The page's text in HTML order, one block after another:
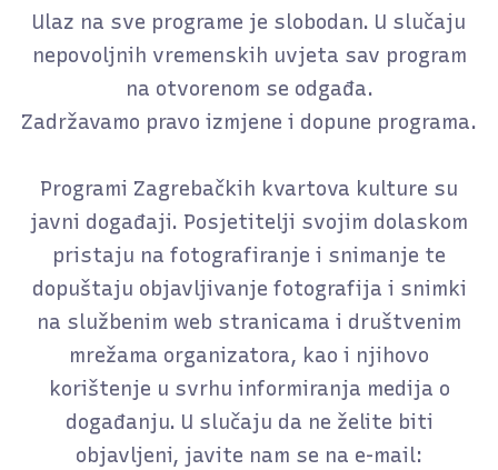
Ulaz na sve programe je slobodan. U slučaju
nepovoljnih vremenskih uvjeta sav program
na otvorenom se odgađa.
Zadržavamo pravo izmjene i dopune programa.
Programi Zagrebačkih kvartova kulture su
javni događaji. Posjetitelji svojim dolaskom
pristaju na fotografiranje i snimanje te
dopuštaju objavljivanje fotografija i snimki
na službenim web stranicama i društvenim
mrežama organizatora, kao i njihovo
korištenje u svrhu informiranja medija o
događanju. U slučaju da ne želite biti
objavljeni, javite nam se na e-mail: